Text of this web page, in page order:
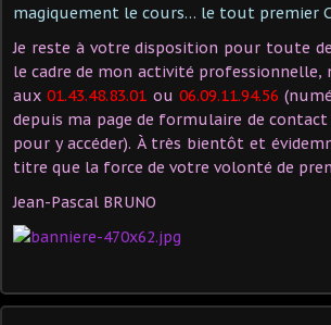
magiquement le cours… le tout premier
Je reste à votre disposition pour toute
le cadre de mon activité
aux01.43.48.83.01 ou 06.09.11.94.56
depuis ma page de formulaire de
pour y accéder). À très bientôt et
titre que la force de votre volonté de
Jean-Pascal BRUNO